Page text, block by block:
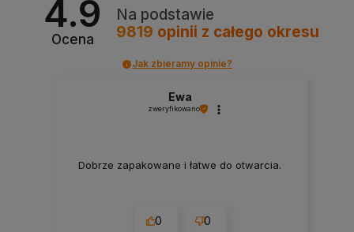
4.9
Ocena
Na podstawie
9819 opinii z całego okresu
Jak zbieramy opinie?
Ewa
zweryfikowano
Dobrze zapakowane i łatwe do otwarcia.
0 0